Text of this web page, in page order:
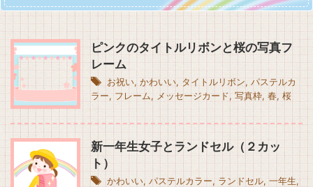
ピンクのタイトルリボンと桜の写真フ
レーム
お祝い, かわいい, タイトルリボン,パステルカ
ラー, フレーム, メッセージカード, 写真枠, 春, 桜
新一年生女子とランドセル（２カッ
ト）
かわいい, パステルカラー, ランドセル, 一年生,